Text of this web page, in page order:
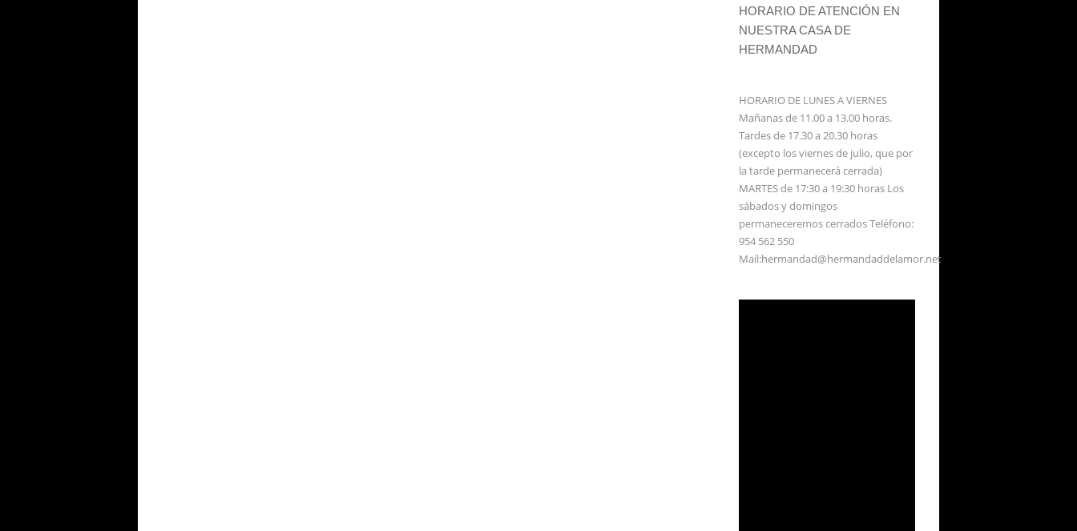
HORARIO DE ATENCIÓN EN
NUESTRA CASA DE
HERMANDAD
HORARIO DE LUNES A VIERNES
Mañanas de 11.00 a 13.00 horas.
Tardes de 17.30 a 20.30 horas
(excepto los viernes de julio, que por
la tarde permanecerá cerrada)
MARTES de 17:30 a 19:30 horas Los
sábados y domingos
permaneceremos cerrados Teléfono:
954 562 550
Mail:hermandad@hermandaddelamor.net